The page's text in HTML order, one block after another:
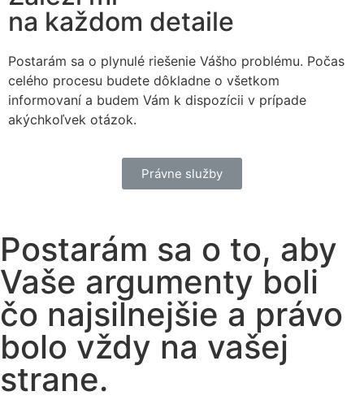
na každom detaile
Postarám sa o plynulé riešenie Vášho problému. Počas
celého procesu budete dôkladne o všetkom
informovaní a budem Vám k dispozícii v prípade
akýchkoľvek otázok.
Právne služby
Postarám sa o to, aby
Vaše argumenty boli
čo najsilnejšie a právo
bolo vždy na vašej
strane.